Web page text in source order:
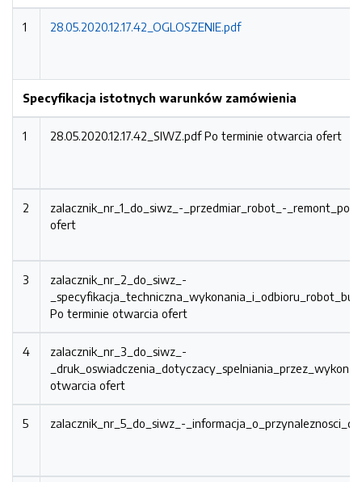
1 28.05.2020.12.17.42_OGLOSZENIE.pdf
Specyfikacja istotnych warunków zamówienia
1 28.05.2020.12.17.42_SIWZ.pdfPo terminie otwarcia ofert
2
zalacznik_nr_1_do_siwz_-_przedmiar_robot_-
ofert
3
zalacznik_nr_2_do_siwz_-
Po terminie otwarcia ofert
4
zalacznik_nr_3_do_siwz_-
otwarcia ofert
5 zalacznik_nr_5_do_siwz_-